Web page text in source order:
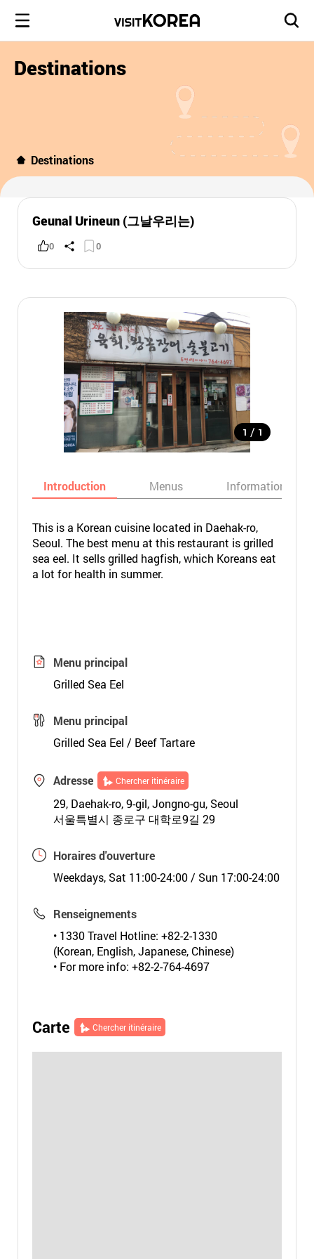
Destinations
Destinations
Geunal Urineun (그날우리는)
0 0
1 / 1
Introduction Menus Informations
This is a Korean cuisine located in Daehak-ro,
Seoul. The best menu at this restaurant is grilled
sea eel. It sells grilled hagfish, which Koreans eat
a lot for health in summer.
Menu principal
Grilled Sea Eel
Menu principal
Grilled Sea Eel / Beef Tartare
Adresse Chercher itinéraire
29, Daehak-ro, 9-gil, Jongno-gu, Seoul
서울특별시 종로구 대학로9길 29
Horaires d'ouverture
Weekdays, Sat 11:00-24:00 / Sun 17:00-24:00
Renseignements
• 1330 Travel Hotline: +82-2-1330
(Korean, English, Japanese, Chinese)
• For more info: +82-2-764-4697
Carte Chercher itinéraire